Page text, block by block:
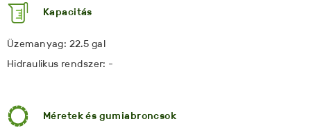
Kapacitás
Üzemanyag: 22.5 gal
Hidraulikus rendszer: -
Méretek és gumiabroncsok